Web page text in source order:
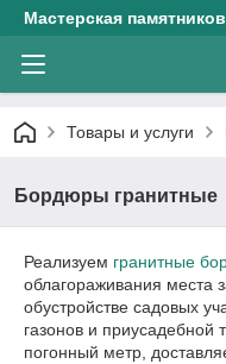
Мастерская
Товары и услуги
Бордюры гранитные
Реализуем гранитные
облагораживания места
обустройстве садовых
газонов и приусадебной
погонный метр,